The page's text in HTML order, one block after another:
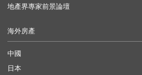
地產界專家前景論壇
海外房產
中國
日本